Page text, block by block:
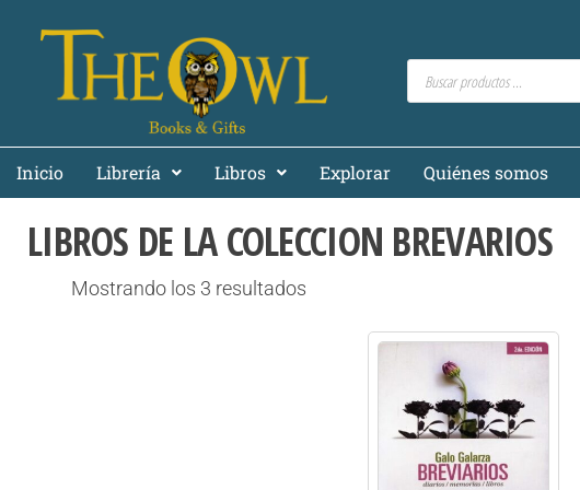
Inicio Librería Libros Explorar Quiénes somos
LIBROS DE LA COLECCION BREVARIOS
Mostrando los 3 resultados